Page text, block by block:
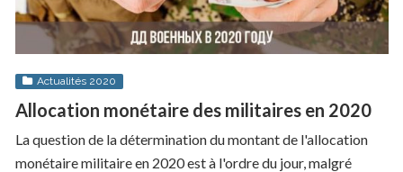
Actualités 2020
Allocation monétaire des militaires en 2020
La question de la détermination du montant de l'allocation
monétaire militaire en 2020 est à l'ordre du jour, malgré